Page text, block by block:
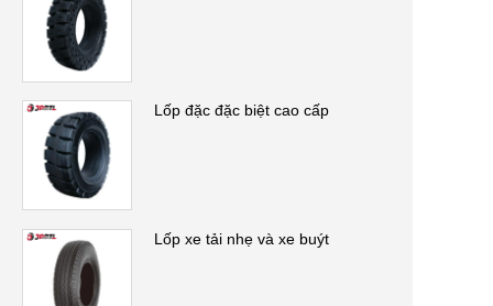
Lốp đặc đặc biệt cao cấp
Lốp xe tải nhẹ và xe buýt